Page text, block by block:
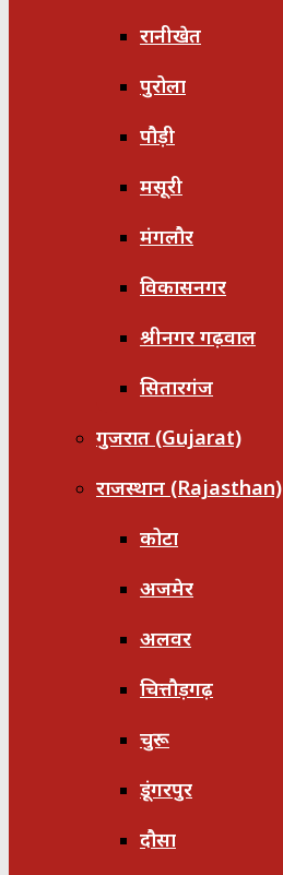
रानीखेत
पुरोला
पौड़ी
मसूरी
मंगलौर
विकासनगर
श्रीनगर गढ़वाल
सितारगंज
गुजरात (Gujarat)
राजस्थान (Rajasthan)
कोटा
अजमेर
अलवर
चित्तौड़गढ़
चुरू
डूंगरपुर
दौसा